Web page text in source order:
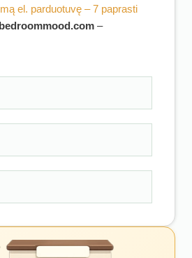
el. parduotuvę – 7 paprasti
bedroommood.com –